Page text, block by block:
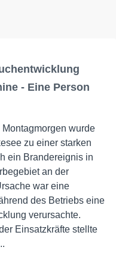
- Eine Person
wurde
zu einer starken
ein Brandereignis in
an der
war eine
des Betriebs eine
verursachte.
Einsatzkräfte stellte